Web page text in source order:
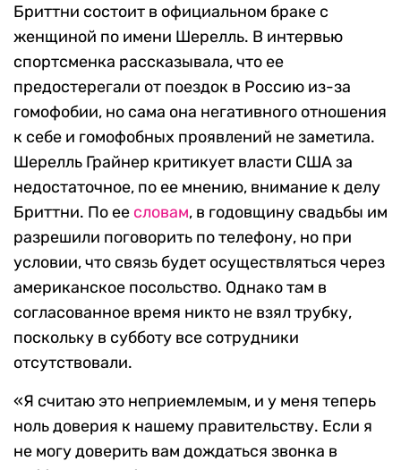
Бриттни состоит в официальном браке с
женщиной по имени Шерелль. В интервью
спортсменка рассказывала, что ее
предостерегали от поездок в Россию из-за
гомофобии, но сама она негативного отношения
к себе и гомофобных проявлений не заметила.
Шерелль Грайнер критикует власти США за
недостаточное, по ее мнению, внимание к делу
Бриттни. По ее словам, в годовщину свадьбы им
разрешили поговорить по телефону, но при
условии, что связь будет осуществляться через
американское посольство. Однако там в
согласованное время никто не взял трубку,
поскольку в субботу все сотрудники
отсутствовали.
«Я считаю это неприемлемым, и у меня теперь
ноль доверия к нашему правительству. Если я
не могу доверить вам дождаться звонка в